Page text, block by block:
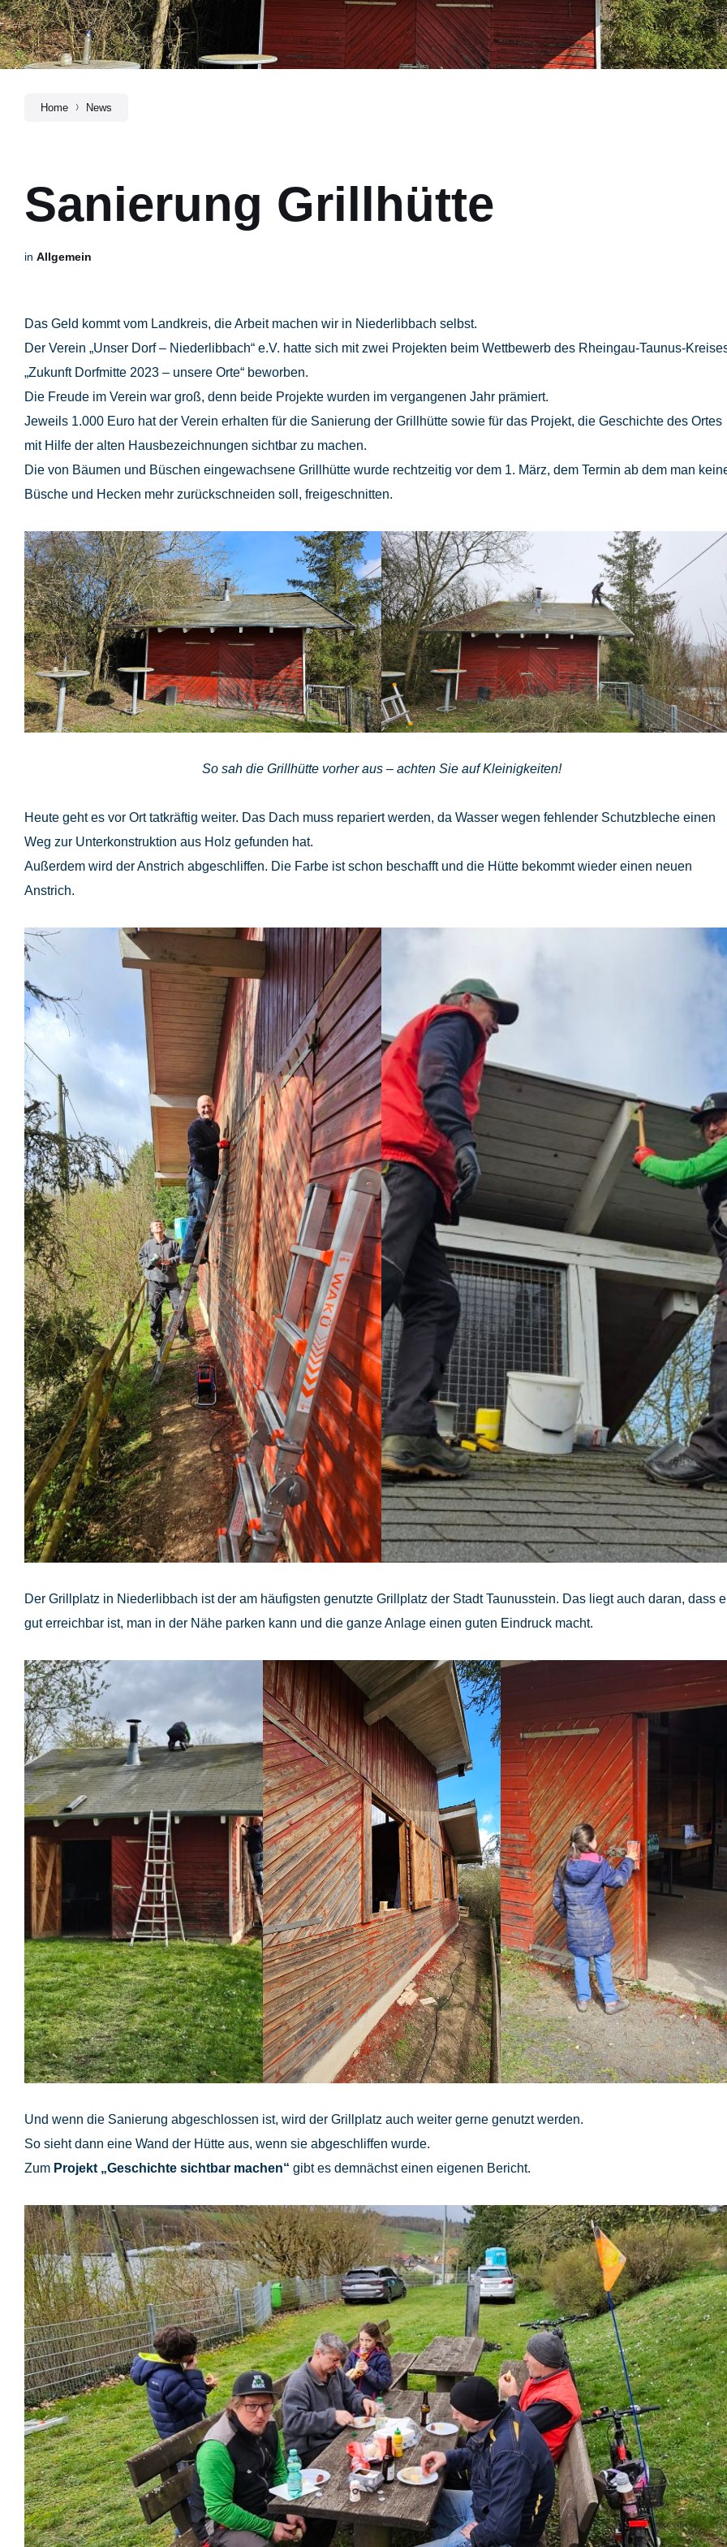
Home News
Sanierung Grillhütte
in Allgemein
Das Geld kommt vom Landkreis, die Arbeit machen wir in Niederlibbach selbst.
Der Verein „Unser Dorf – Niederlibbach“ e.V. hatte sich mit zwei Projekten beim Wettbewerb des Rheingau-Taunus-
„Zukunft Dorfmitte 2023 – unsere Orte“ beworben.
Die Freude im Verein war groß, denn beide Projekte wurden im vergangenen Jahr prämiert.
Jeweils 1.000 Euro hat der Verein erhalten für die Sanierung der Grillhütte sowie für das Projekt, die Geschichte des Ortes
mit Hilfe der alten Hausbezeichnungen sichtbar zu machen.
Die von Bäumen und Büschen eingewachsene Grillhütte wurde rechtzeitig vor dem 1. März, dem Termin ab dem man
Büsche und Hecken mehr zurückschneiden soll, freigeschnitten.
So sah die Grillhütte vorher aus – achten Sie auf Kleinigkeiten!
Heute geht es vor Ort tatkräftig weiter. Das Dach muss repariert werden, da Wasser wegen fehlender Schutzbleche einen
Weg zur Unterkonstruktion aus Holz gefunden hat.
Außerdem wird der Anstrich abgeschliffen. Die Farbe ist schon beschafft und die Hütte bekommt wieder einen neuen
Anstrich.
Der Grillplatz in Niederlibbach ist der am häufigsten genutzte Grillplatz der Stadt Taunusstein. Das liegt auch daran, dass
gut erreichbar ist, man in der Nähe parken kann und die ganze Anlage einen guten Eindruck macht.
Und wenn die Sanierung abgeschlossen ist, wird der Grillplatz auch weiter gerne genutzt werden.
So sieht dann eine Wand der Hütte aus, wenn sie abgeschliffen wurde.
Zum Projekt „Geschichte sichtbar machen“ gibt es demnächst einen eigenen Bericht.